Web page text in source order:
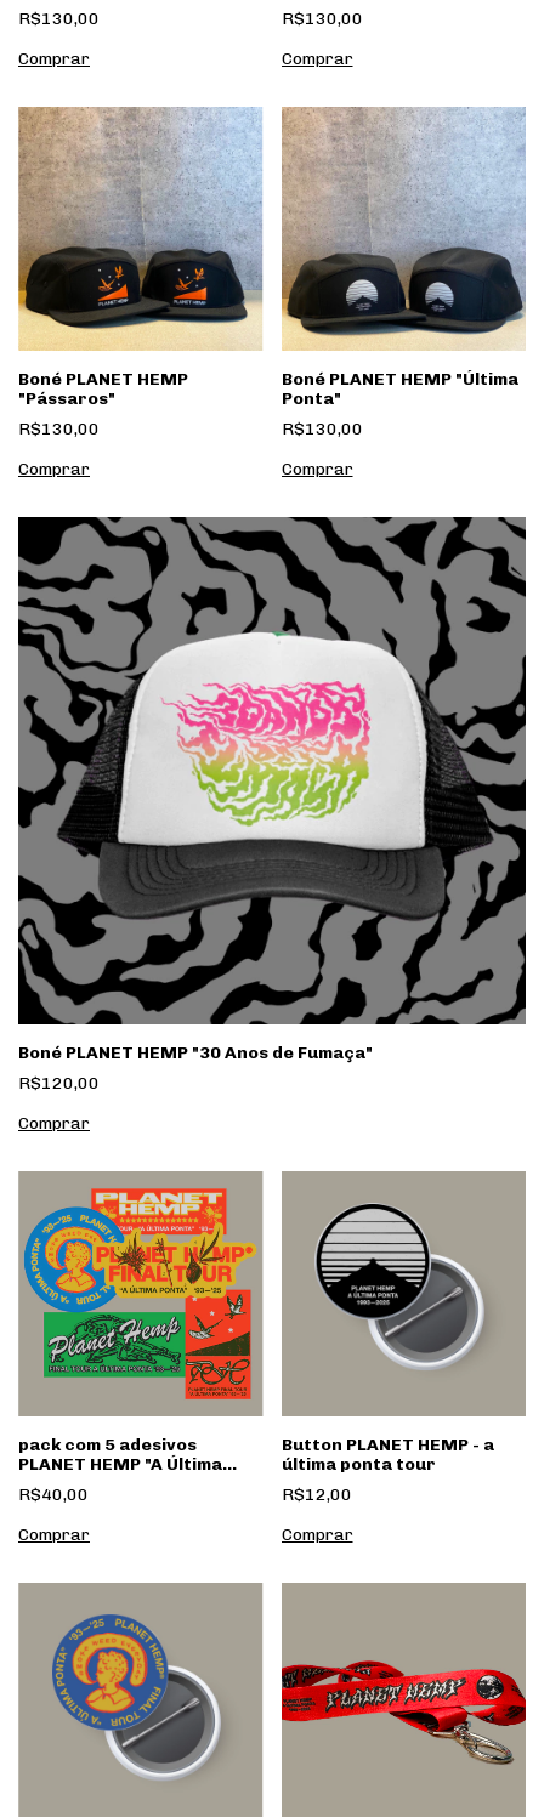
R$130,00
Comprar
R$130,00
Comprar
Boné PLANET HEMP
"Pássaros"
R$130,00
Boné PLANET HEMP "Última
Ponta"
R$130,00
Boné PLANET HEMP "30 Anos de Fumaça"
R$120,00
pack com 5 adesivos
PLANET HEMP "A Última
Ponta"
R$40,00
Button PLANET HEMP - a
última ponta tour
R$12,00